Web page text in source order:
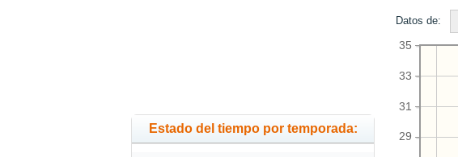
Datos de:
29
31
33
35
Estado del tiempo por temporada: